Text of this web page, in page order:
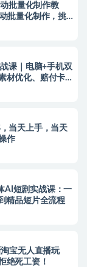
批量化制作教
批量化制作，挑战
课｜电脑+手机双
材优化、赔付卡
学
当天上手，当天
作
AI短剧实战课：一
精品短片全流程
宝无人直播玩
绝死工资！